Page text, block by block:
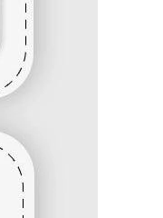
du bonnet
la plus